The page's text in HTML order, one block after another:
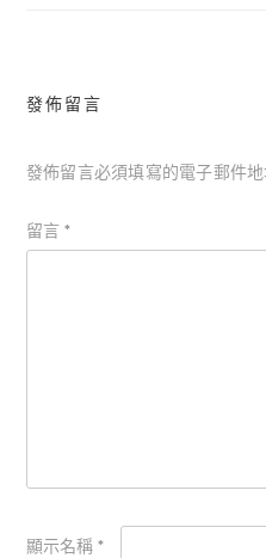
發佈留言
發佈留言必須填寫的電子郵件地
留言 *
顯示名稱 *